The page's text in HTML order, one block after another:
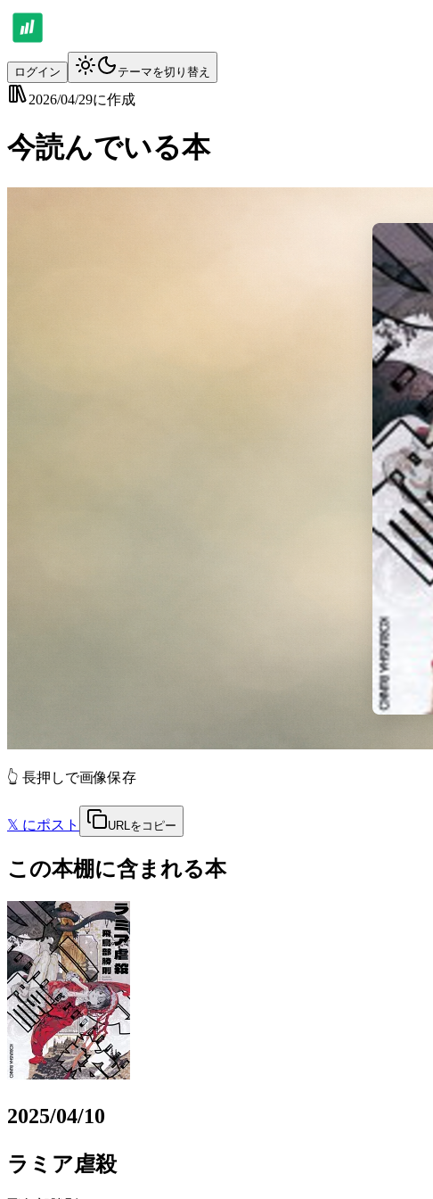
ログイン テーマを切り替え
2026/04/29に作成
今読んでいる本
👆 長押しで画像保存
𝕏 にポスト URLをコピー
この本棚に含まれる本
2025/04/10
ラミア虐殺